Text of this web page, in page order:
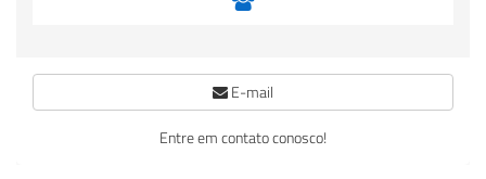
E-mail
Entre em contato conosco!